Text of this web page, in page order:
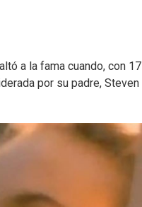
a la fama cuando, con 17
por su padre, Steven